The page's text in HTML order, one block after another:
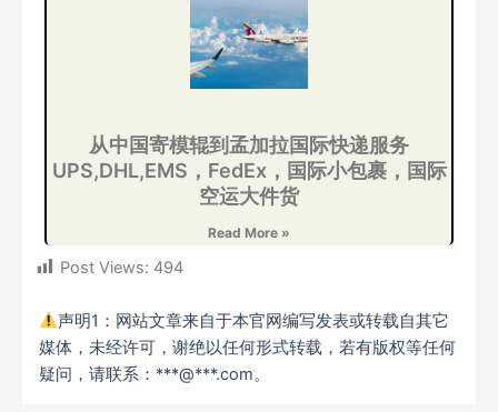
从中国寄模辊到孟加拉国际快递服务
UPS,DHL,EMS，FedEx，国际小包裹，国际
空运大件货
Read More »
Post Views: 494
声明1：网站文章来自于本官网编写发表或转载自其它
媒体，未经许可，谢绝以任何形式转载，若有版权等任何
疑问，请联系：***@***.com。